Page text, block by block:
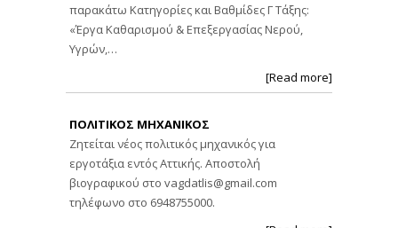
παρακάτω Κατηγορίες και Βαθμίδες Γ Τάξης:
«Έργα Καθαρισμού & Επεξεργασίας Νερού,
Υγρών,…
[Read more]
ΠΟΛΙΤΙΚΟΣ ΜΗΧΑΝΙΚΟΣ
Ζητείται νέος πολιτικός μηχανικός για
εργοτάξια εντός Αττικής. Αποστολή
βιογραφικού στο vagdatlis@gmail.com
τηλέφωνο στο 6948755000.